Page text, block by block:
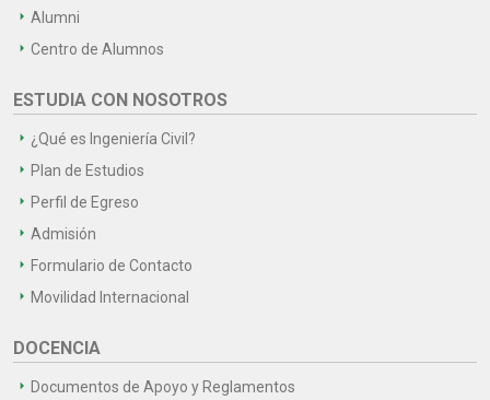
Alumni
Centro de Alumnos
ESTUDIA CON NOSOTROS
¿Qué es Ingeniería Civil?
Plan de Estudios
Perfil de Egreso
Admisión
Formulario de Contacto
Movilidad Internacional
DOCENCIA
Documentos de Apoyo y Reglamentos